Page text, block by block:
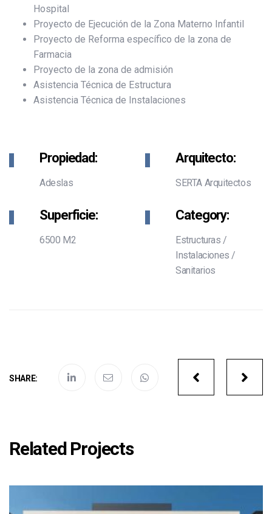
Hospital
Proyecto de Ejecución de la Zona Materno Infantil
Proyecto de Reforma específico de la zona de
Farmacia
Proyecto de la zona de admisión
Asistencia Técnica de Estructura
Asistencia Técnica de Instalaciones
Propiedad:
Adeslas
Arquitecto:
SERTA Arquitectos
Superficie:
6500 M2
Category:
Estructuras /
Instalaciones /
Sanitarios
SHARE:
Portfolio
Related Projects